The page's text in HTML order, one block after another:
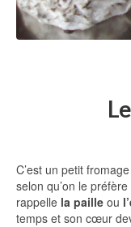
C’est un petit
selon qu’on le
rappelle la paille ou
temps et son cœur